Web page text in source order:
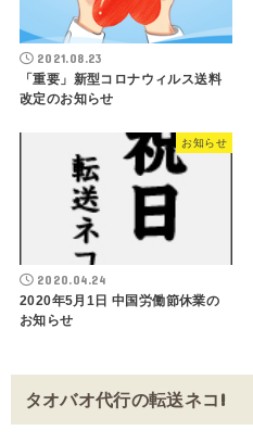
2021.08.23
「重要」新型コロナウィルス送料
改定のお知らせ
お知らせ
2020.04.24
2020年5月1日 中国労働節休業の
お知らせ
タオバオ代行の転送ネコ!